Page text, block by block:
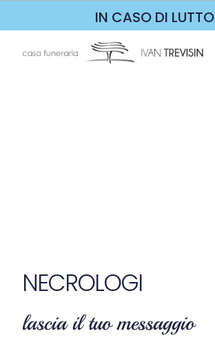
IN CASO DI LUTTO
NECROLOGI
lascia il tuo messaggio